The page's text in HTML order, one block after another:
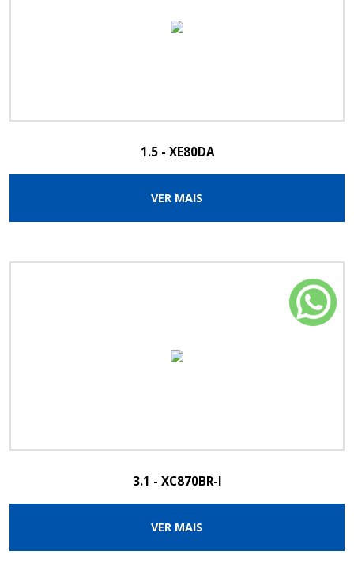
1.5 - XE80DA
VER MAIS
3.1 - XC870BR-I
VER MAIS